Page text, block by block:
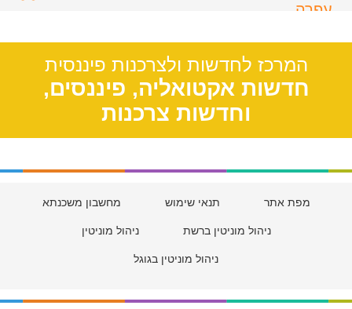
עפרה
המרכז לחדשות ולצרכנות פיננסית
חדשות אקטואליה, פיננסים,
וחדשות צרכנות
מפת אתר תנאי שימוש מחשבון משכנתא
ניהול מוניטין ברשת ניהול מוניטין
ניהול מוניטין בגוגל